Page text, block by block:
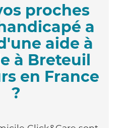
proches
a
aide à
à Breteuil
en France
?